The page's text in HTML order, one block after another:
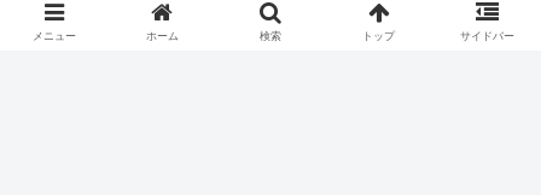
メニュー ホーム 検索 トップ サイドバー